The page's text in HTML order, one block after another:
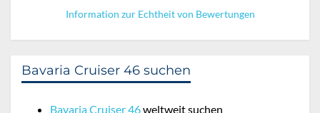
Information zur Echtheit von Bewertungen
Bavaria Cruiser 46 suchen
Bavaria Cruiser 46weltweit suchen